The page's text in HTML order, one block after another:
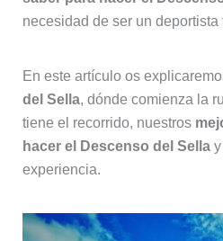
necesidad de ser un deportista
En este artículo os
del Sella, dónde comienza la
tiene el recorrido, nuestros
hacer el Descenso del Sellay
experiencia.